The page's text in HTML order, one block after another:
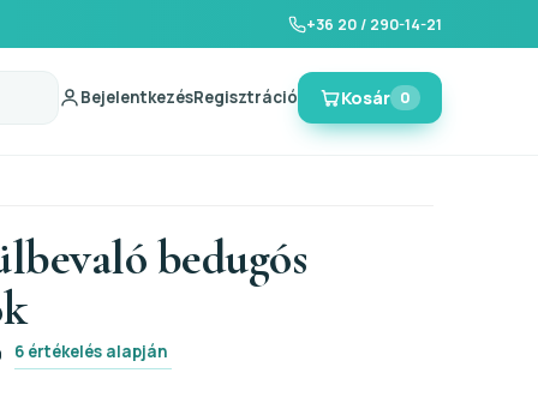
+36 20 / 290-14-21
BejelentkezésRegisztráció Kosár 0
bedugós
6 értékelés alapján